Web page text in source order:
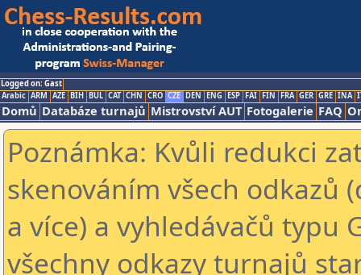
Logged on: Gast
Arabic ARM AZE BIH BUL CAT CHN CRO CZE DEN ENG ESP FAI FIN FRA GER GRE INA
Domů Databáze turnajů Mistrovství AUT Fotogalerie FAQ
Poznámka: Kvůli redukci
skenováním všech odkazů
a více) a vyhledávačů typu
všechny odkazy turnajů